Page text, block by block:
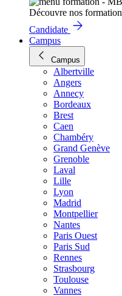
Découvre nos
Candidate
Campus
Campus
Albertville
Angers
Annecy
Bordeaux
Brest
Caen
Chambéry
Grand Genève
Grenoble
Laval
Lille
Lyon
Madrid
Montpellier
Nantes
Paris Ouest
Paris Sud
Rennes
Strasbourg
Toulouse
Vannes